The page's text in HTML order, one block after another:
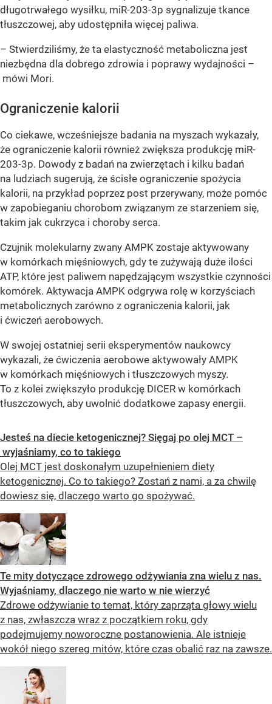
długotrwałego wysiłku, miR-203-3p sygnalizuje tkance
tłuszczowej, aby udostępniła więcej paliwa.
– Stwierdziliśmy, że ta elastyczność metaboliczna jest
niezbędna dla dobrego zdrowia i poprawy wydajności –
mówi Mori.
Ograniczenie kalorii
Co ciekawe, wcześniejsze badania na myszach wykazały,
że ograniczenie kalorii również zwiększa produkcję miR-
203-3p. Dowody z badań na zwierzętach i kilku badań
na ludziach sugerują, że ścisłe ograniczenie spożycia
kalorii, na przykład poprzez post przerywany, może pomóc
w zapobieganiu chorobom związanym ze starzeniem się,
takim jak cukrzyca i choroby serca.
Czujnik molekularny zwany AMPK zostaje aktywowany
w komórkach mięśniowych, gdy te zużywają duże ilości
ATP, które jest paliwem napędzającym wszystkie czynności
komórek. Aktywacja AMPK odgrywa rolę w korzyściach
metabolicznych zarówno z ograniczenia kalorii, jak
i ćwiczeń aerobowych.
W swojej ostatniej serii eksperymentów naukowcy
wykazali, że ćwiczenia aerobowe aktywowały AMPK
w komórkach mięśniowych i tłuszczowych myszy.
To z kolei zwiększyło produkcję DICER w komórkach
tłuszczowych, aby uwolnić dodatkowe zapasy energii.
Jesteś na diecie ketogenicznej? Sięgaj po olej MCT –
wyjaśniamy, co to takiego
Olej MCT jest doskonałym uzupełnieniem diety
ketogenicznej. Co to takiego? Zostań z nami, a za chwilę
dowiesz się, dlaczego warto go spożywać.
Te mity dotyczące zdrowego odżywiania zna wielu z nas.
Wyjaśniamy, dlaczego nie warto w nie wierzyć
Zdrowe odżywianie to temat, który zaprząta głowy wielu
z nas, zwłaszcza wraz z początkiem roku, gdy
podejmujemy noworoczne postanowienia. Ale istnieje
wokół niego szereg mitów, które czas obalić raz na zawsze.